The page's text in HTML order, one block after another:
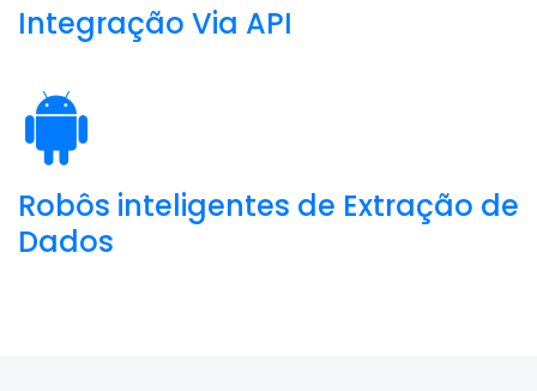
Integração Via API
Robôs inteligentes de Extração de
Dados